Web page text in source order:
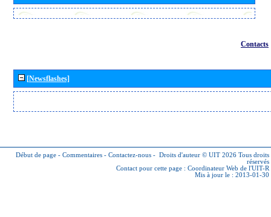
Contacts
[Newsflashes]
Début de page - Commentaires - Contactez-nous - Droits d'auteur © UIT 2026 Tous droits
réservés
Contact pour cette page : Coordinateur Web de l'UIT-R
Mis à jour le : 2013-01-30